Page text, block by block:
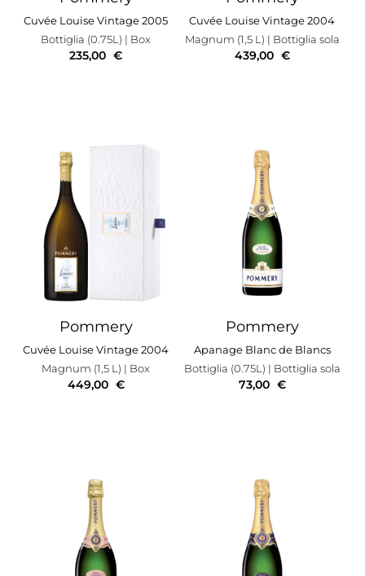
Cuvée Louise Vintage 2005
Bottiglia (0.75L) | Box
235,00 €
Cuvée Louise Vintage 2004
Magnum (1,5 L) | Bottiglia sola
439,00 €
Pommery
Cuvée Louise Vintage 2004
Magnum (1,5 L) | Box
449,00 €
Pommery
Apanage Blanc de Blancs
Bottiglia (0.75L) | Bottiglia sola
73,00 €